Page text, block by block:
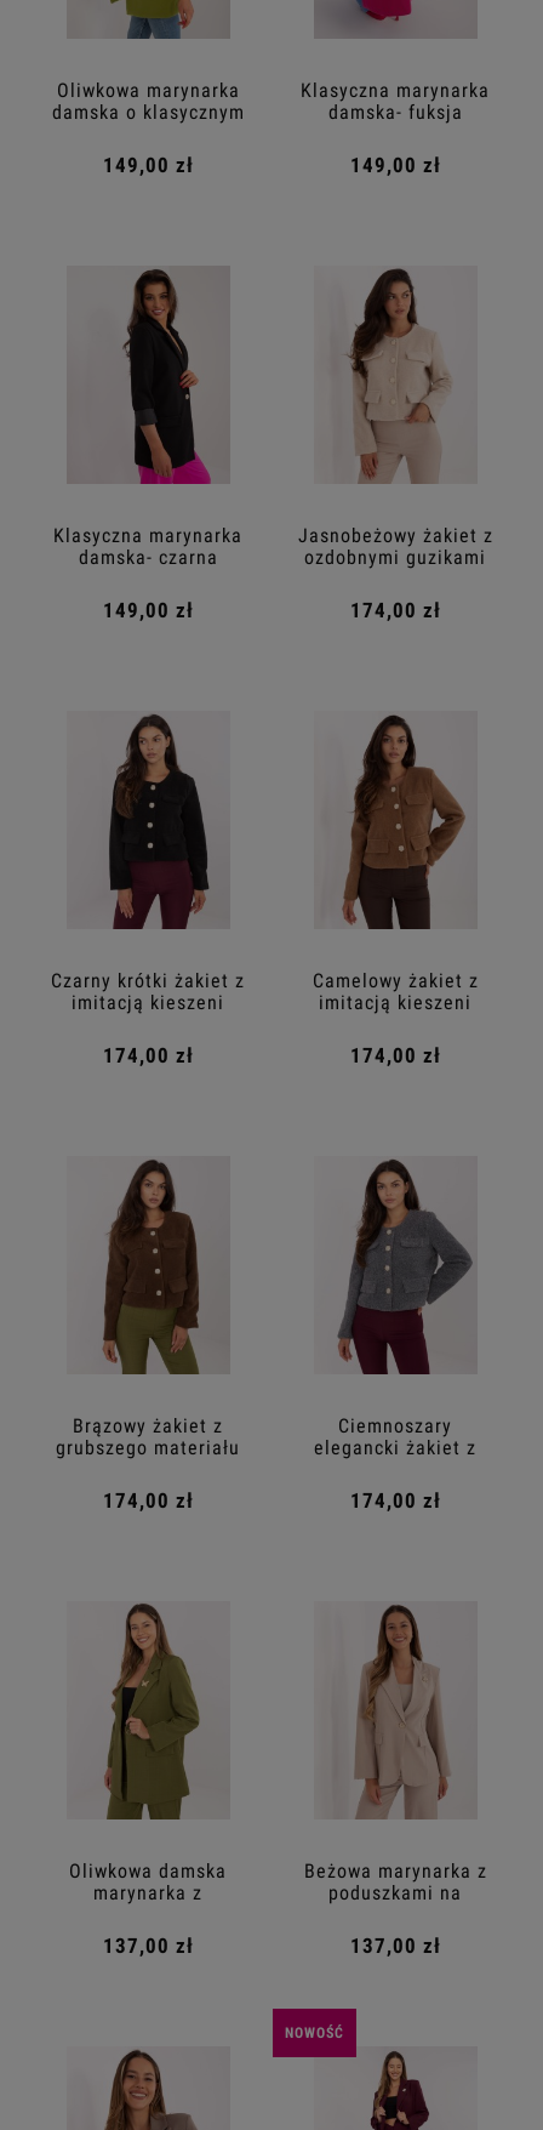
Oliwkowa marynarka
damska o klasycznym
149,00 zł
Klasyczna marynarka
damska- fuksja
149,00 zł
Klasyczna marynarka
damska- czarna
149,00 zł
Jasnobeżowy żakiet z
ozdobnymi guzikami
174,00 zł
Czarny krótki żakiet z
imitacją kieszeni
174,00 zł
Camelowy żakiet z
imitacją kieszeni
174,00 zł
Brązowy żakiet z
grubszego materiału
174,00 zł
Ciemnoszary
elegancki żakiet z
174,00 zł
Oliwkowa damska
marynarka z
137,00 zł
Beżowa marynarka z
poduszkami na
137,00 zł
NOWOŚĆ